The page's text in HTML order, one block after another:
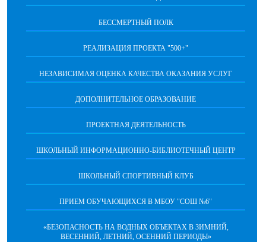
БЕССМЕРТНЫЙ ПОЛК
РЕАЛИЗАЦИЯ ПРОЕКТА "500+"
НЕЗАВИСИМАЯ ОЦЕНКА КАЧЕСТВА ОКАЗАНИЯ УСЛУГ
ДОПОЛНИТЕЛЬНОЕ ОБРАЗОВАНИЕ
ПРОЕКТНАЯ ДЕЯТЕЛЬНОСТЬ
ШКОЛЬНЫЙ ИНФОРМАЦИОННО-БИБЛИОТЕЧНЫЙ ЦЕНТР
ШКОЛЬНЫЙ СПОРТИВНЫЙ КЛУБ
ПРИЕМ ОБУЧАЮЩИХСЯ В МБОУ "СОШ №6"
«БЕЗОПАСНОСТЬ НА ВОДНЫХ ОБЪЕКТАХ В ЗИМНИЙ,
ВЕСЕННИЙ, ЛЕТНИЙ, ОСЕННИЙ ПЕРИОДЫ»